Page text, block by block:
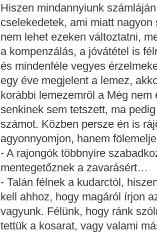
Hiszen mindannyiunk
cselekedetek, ami miatt
nem lehet ezeken változtatni,
a kompenzálás, a jóvátétel is
és mindenféle vegyes
egy éve megjelent a lemez,
korábbi lemezemről a Még
senkinek sem tetszett, ma
számot. Közben persze én is
agyonnyomjon, hanem
- A rajongók többnyire
mentegetőznek a zavarásért…
- Talán félnek a kudarctól,
kell ahhoz, hogy magáról írjon
vagyunk. Félünk, hogy ránk
tettük a kosarat, vagy valami